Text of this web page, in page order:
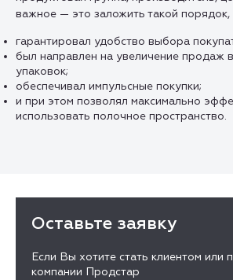
важное — это заложить такой
гарантировал удобство выбора
был направлен на увеличение продаж
упаковок;
обеспечивал импульсные покупки;
и при этом позволял максимально
использовать полочное пространство.
Оставьте заявку
Если Вы хотите стать клиентом или
компании Продстар